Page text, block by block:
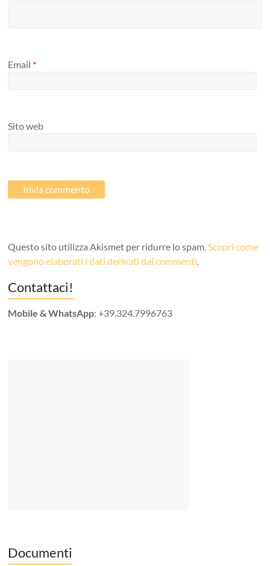
Email *
Sito web
Questo sito utilizza Akismet per ridurre lo spam.Scopri come
vengono elaborati i dati derivati dai commenti.
Contattaci!
Mobile & WhatsApp: +39.324.7996763
Documenti